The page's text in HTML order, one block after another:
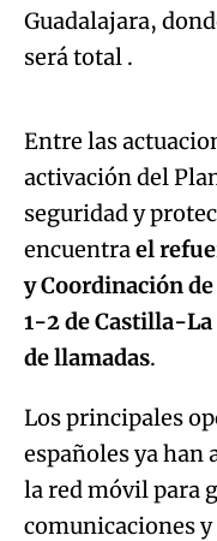
Guadalajara,
será total .
Entre las
activación del
seguridad y
encuentrael
y Coordinación
1-2de Castilla-La
de llamadas.
Los principales
españoles ya han
la red móvil para
comunicaciones